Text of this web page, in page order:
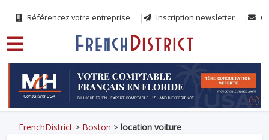
Référencez votre entreprise Inscription newsletter
FrenchDistrict > Boston >location voiture